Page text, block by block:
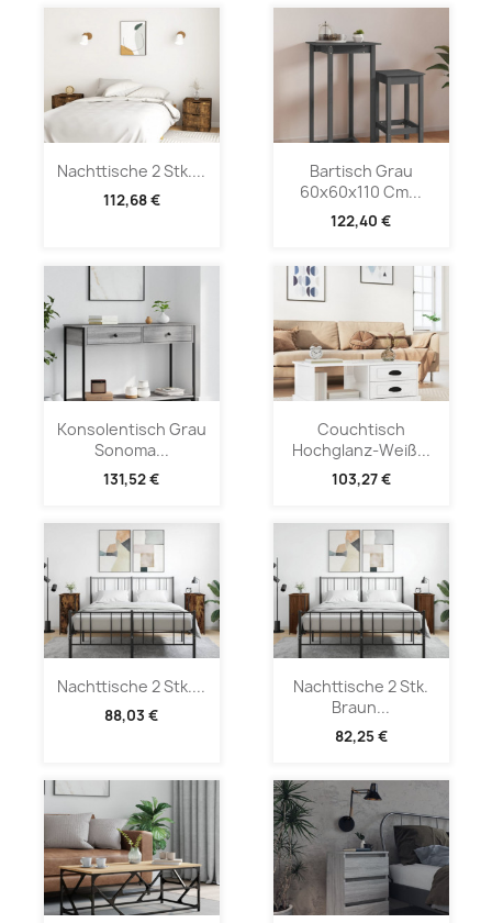
Nachttische 2 Stk....
112,68 €
Bartisch Grau
60x60x110 Cm...
122,40 €
Konsolentisch Grau
Sonoma...
131,52 €
Couchtisch
Hochglanz-Weiß...
103,27 €
Nachttische 2 Stk....
88,03 €
Nachttische 2 Stk.
Braun...
82,25 €